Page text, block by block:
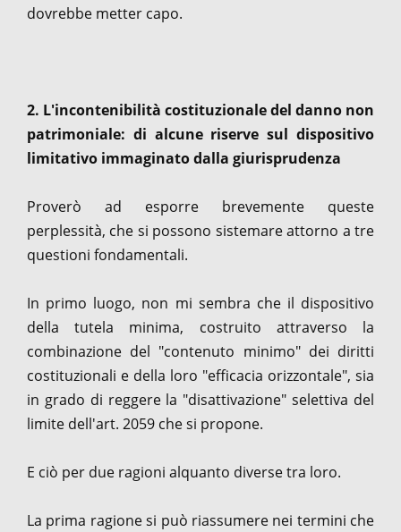
dovrebbe metter capo.
2. L'incontenibilità costituzionale del danno non
patrimoniale: di alcune riserve sul dispositivo
limitativo immaginato dalla giurisprudenza
Proverò ad esporre brevemente queste
perplessità, che si possono sistemare attorno a tre
questioni fondamentali.
In primo luogo, non mi sembra che il dispositivo
della tutela minima, costruito attraverso la
combinazione del "contenuto minimo" dei diritti
costituzionali e della loro "efficacia orizzontale", sia
in grado di reggere la "disattivazione" selettiva del
limite dell'art. 2059 che si propone.
E ciò per due ragioni alquanto diverse tra loro.
La prima ragione si può riassumere nei termini che